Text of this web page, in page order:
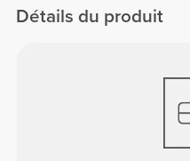
Détails du produit